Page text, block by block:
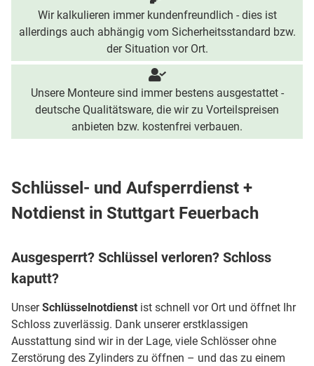
Wir kalkulieren immer kundenfreundlich - dies ist
allerdings auch abhängig vom Sicherheitsstandard bzw.
der Situation vor Ort.
Unsere Monteure sind immer bestens ausgestattet -
deutsche Qualitätsware, die wir zu Vorteilspreisen
anbieten bzw. kostenfrei verbauen.
Schlüssel- und Aufsperrdienst +
Notdienst in Stuttgart Feuerbach
Ausgesperrt? Schlüssel verloren? Schloss
kaputt?
UnserSchlüsselnotdienst ist schnell vor Ort und öffnet Ihr
Schloss zuverlässig. Dank unserer erstklassigen
Ausstattung sind wir in der Lage, viele Schlösser ohne
Zerstörung des Zylinders zu öffnen – und das zu einem